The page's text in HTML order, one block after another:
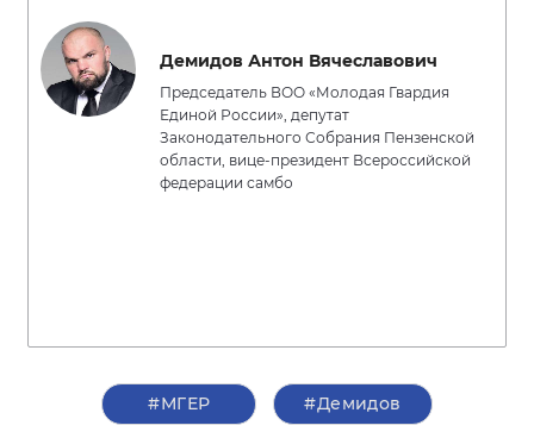
Демидов Антон Вячеславович
Председатель ВОО «Молодая Гвардия
Единой России», депутат
Законодательного Собрания Пензенской
области, вице-президент Всероссийской
федерации самбо
#‎МГЕР‬ #Демидов